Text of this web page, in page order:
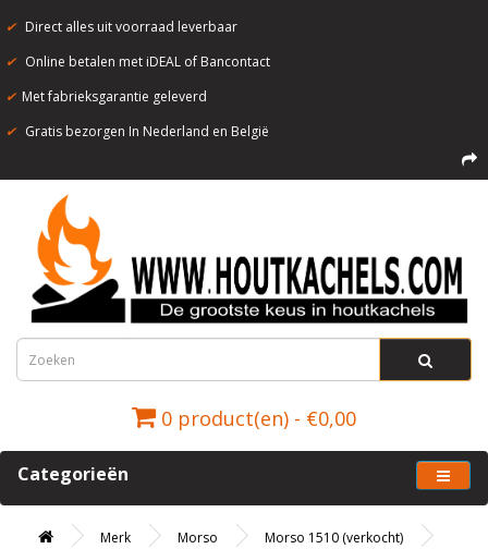
✔ Direct alles uit voorraad leverbaar
✔ Online betalen met iDEAL of Bancontact
✔ Met fabrieksgarantie geleverd
✔ Gratis bezorgen In Nederland en België
0 product(en) - €0,00
Categorieën
Merk Morso Morso 1510 (verkocht)